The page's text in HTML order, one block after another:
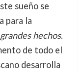
sueño se
para la
hechos.
de todo el
desarrolla